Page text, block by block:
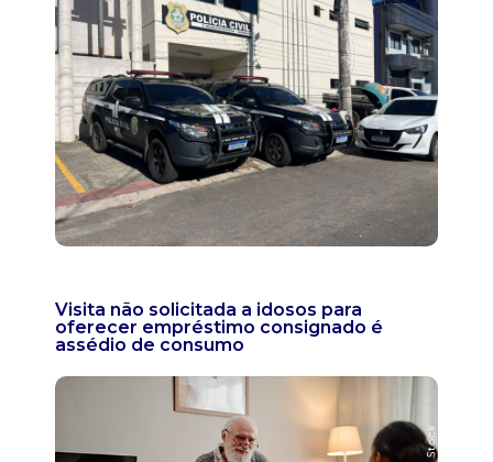
Visita não solicitada a idosos para
oferecer empréstimo consignado é
assédio de consumo